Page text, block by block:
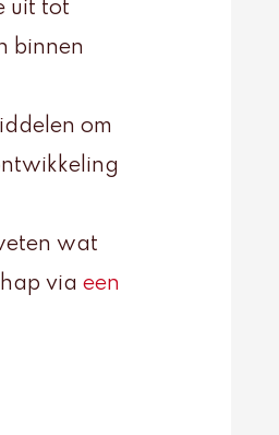
uit tot
binnen
om
wat
via een